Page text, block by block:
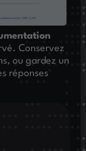
Conservez
ou gardez un
réponses